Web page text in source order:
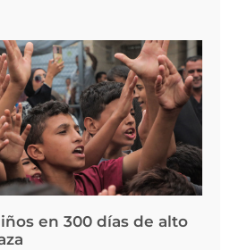
en 300 días de alto